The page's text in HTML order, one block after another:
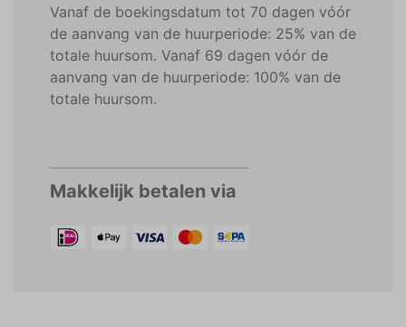
Vanaf de boekingsdatum tot 70 dagen vóór
de aanvang van de huurperiode: 25% van de
totale huursom. Vanaf 69 dagen vóór de
aanvang van de huurperiode: 100% van de
totale huursom.
Makkelijk betalen via